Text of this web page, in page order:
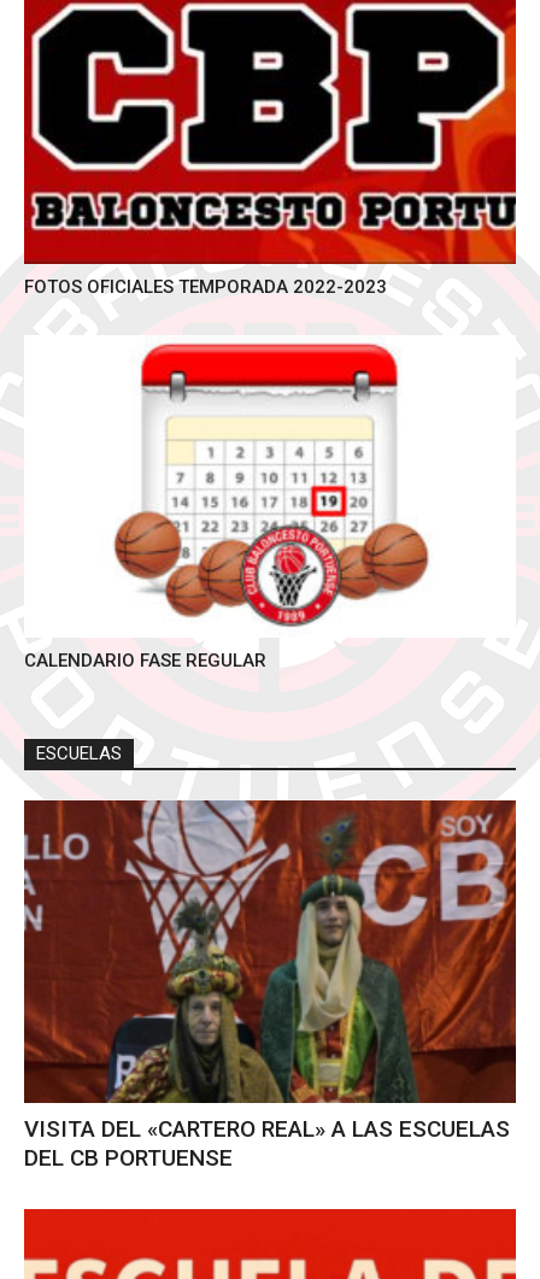
FOTOS OFICIALES TEMPORADA 2022-2023
CALENDARIO FASE REGULAR
ESCUELAS
VISITA DEL «CARTERO REAL» A LAS ESCUELAS
DEL CB PORTUENSE